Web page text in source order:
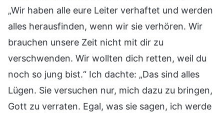
„Wir haben alle eure Leiter verhaftet und werden
alles herausfinden, wenn wir sie verhören. Wir
brauchen unsere Zeit nicht mit dir zu
verschwenden. Wir wollten dich retten, weil du
noch so jung bist.“ Ich dachte: „Das sind alles
Lügen. Sie versuchen nur, mich dazu zu bringen,
Gott zu verraten. Egal, was sie sagen, ich werde